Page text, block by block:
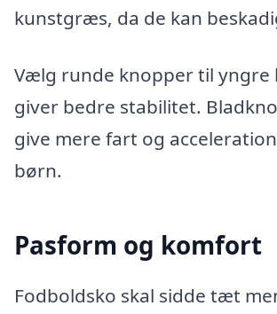
kunstgræs, da de kan
Vælg runde knopper til yngre
giver bedre stabilitet.
give mere fart og
børn.
Pasform og komfort
Fodboldsko skal sidde tæt